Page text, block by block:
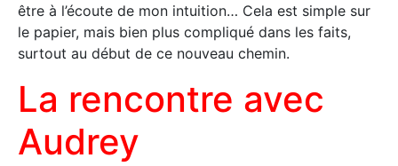
être à l’écoute de mon intuition… Cela est simple sur
le papier, mais bien plus compliqué dans les faits,
surtout au début de ce nouveau chemin.
La rencontre avec
Audrey